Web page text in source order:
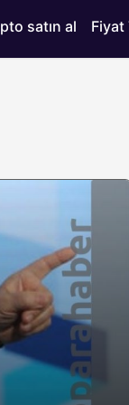
satın al Fiyat